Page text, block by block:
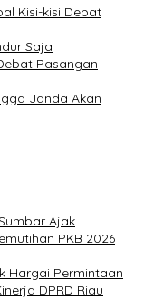
Kisi-kisi Debat
Saja
Pasangan
Janda Akan
Ajak
PKB 2026
Hargai Permintaan
DPRD Riau